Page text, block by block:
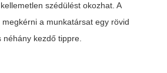
szédülést okozhat. A
a munkatársat egy rövid
kezdő tippre.